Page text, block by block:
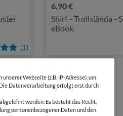
(1)
6,90 €
Shirt - Trollslända -
eBook
Webseite (z.B. IP-Adresse), um
Datenverarbeitung erfolgt erst durch
werden. Es besteht das Recht,
personenbezogener Daten und den